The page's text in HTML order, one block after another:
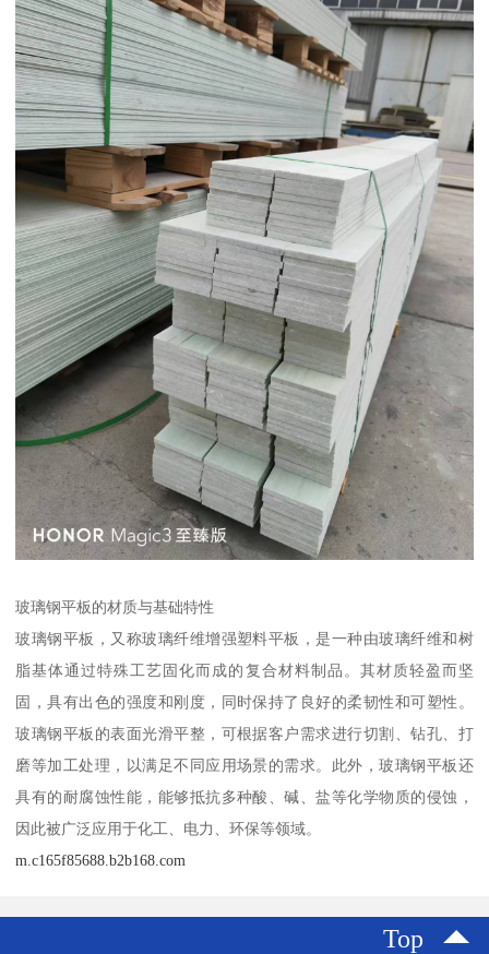
玻璃钢平板的材质与基础特性
玻璃钢平板，又称玻璃纤维增强塑料平板，是一种由玻璃纤维和树
脂基体通过特殊工艺固化而成的复合材料制品。其材质轻盈而坚
固，具有出色的强度和刚度，同时保持了良好的柔韧性和可塑性。
玻璃钢平板的表面光滑平整，可根据客户需求进行切割、钻孔、打
磨等加工处理，以满足不同应用场景的需求。此外，玻璃钢平板还
具有的耐腐蚀性能，能够抵抗多种酸、碱、盐等化学物质的侵蚀，
因此被广泛应用于化工、电力、环保等领域。
m.c165f85688.b2b168.com
Top